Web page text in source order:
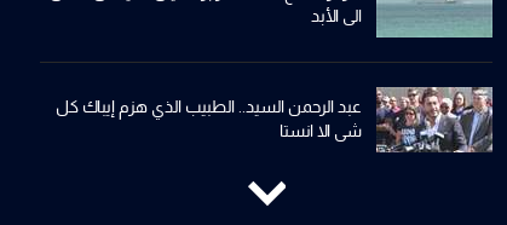
الى الأبد
عبد الرحمن السيد.. الطبيب الذي هزم إيباك كل
شي الا انستا